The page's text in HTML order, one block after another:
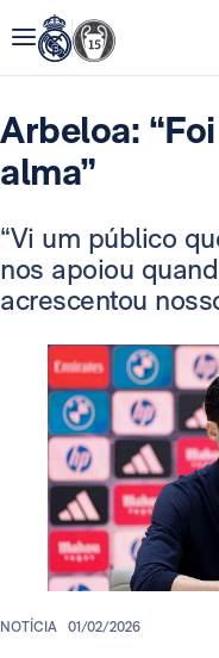
Arbeloa:
alma”
“Vi um público
nos apoiou
acrescentou
NOTÍCIA 01/02/2026